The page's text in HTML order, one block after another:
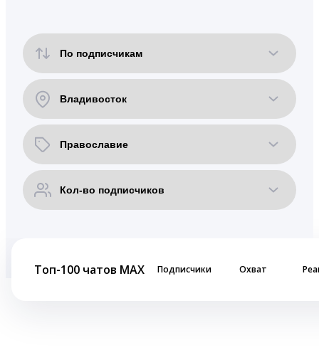
Топ-100 чатов MAX Подписчики Охват